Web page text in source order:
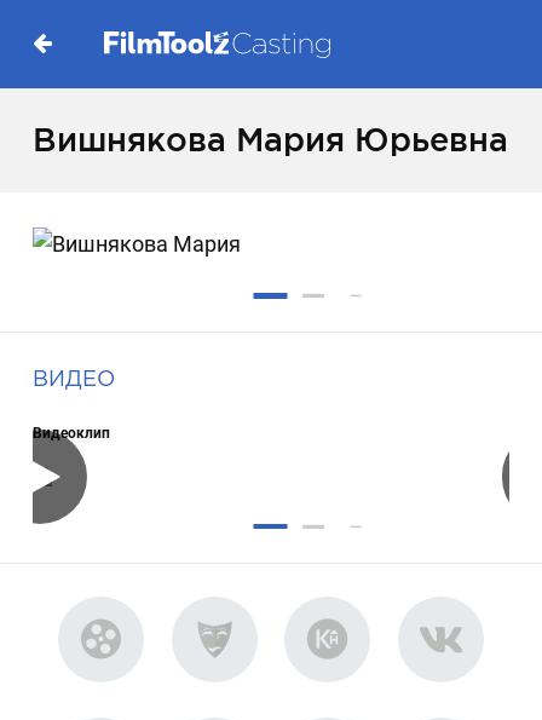
Вишнякова Мария Юрьевна
ВИДЕО
Видеоклип